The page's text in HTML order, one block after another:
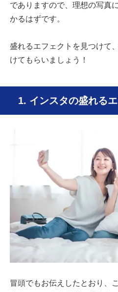
でありますので、理想の写真
かるはずです。
盛れるエフェクトを見つけて
けてもらいましょう！
1. インスタの盛れる
冒頭でもお伝えしたとおり、